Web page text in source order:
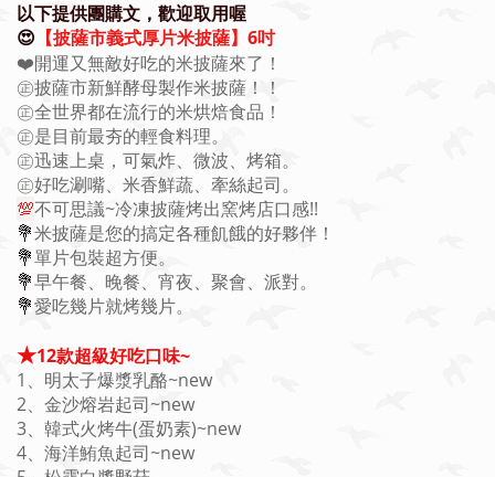
以下提供團購文，歡迎取用喔
😍
【披薩市義式厚片米披薩】6吋
❤️開運又無敵好吃的米披薩來了！
㊣披薩市新鮮酵母製作米披薩！！
㊣全世界都在流行的米烘焙食品！
㊣是目前最夯的輕食料理。
㊣迅速上桌，可氣炸、微波、烤箱。
㊣好吃涮嘴、米香鮮蔬、牽絲起司。
💯不可思議~冷凍披薩烤出窯烤店口感!!
💐米披薩是您的搞定各種飢餓的好夥伴！
💐單片包裝超方便。
💐早午餐、晚餐、宵夜、聚會、派對。
💐愛吃幾片就烤幾片。
★12款超級好吃口味~
1、明太子爆漿乳酪~new
2、金沙熔岩起司~new
3、韓式火烤牛(蛋奶素)~new
4、海洋鮪魚起司~new